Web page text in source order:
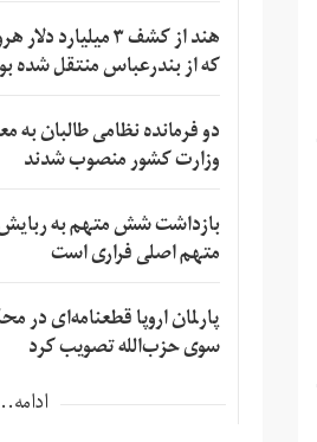
هند از کشف ۳
که از بندرعباس منتقل شده
دو فرمانده نظامی طالبان به
وزارت کشور منصوب شدند
بازداشت شش متهم به
متهم اصلی فراری است
پارلمان اروپا قطعنامه‌ای در
سوی حزب‌الله تصویب کرد